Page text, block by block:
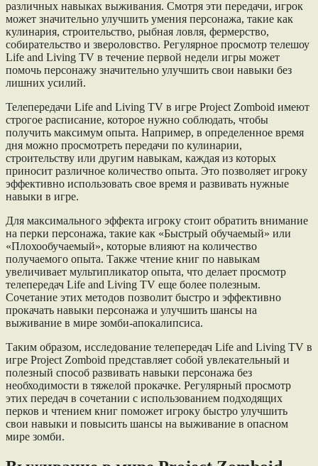
различных навыках выживания. Смотря эти передачи, игрок
может значительно улучшить умения персонажа, такие как
кулинария, строительство, рыбная ловля, фермерство,
собирательство и звероловство. Регулярное просмотр телешоу
Life and Living TV в течение первой недели игры может
помочь персонажу значительно улучшить свои навыки без
лишних усилий.
Телепередачи Life and Living TV в игре Project Zomboid имеют
строгое расписание, которое нужно соблюдать, чтобы
получить максимум опыта. Например, в определенное время
дня можно просмотреть передачи по кулинарии,
строительству или другим навыкам, каждая из которых
приносит различное количество опыта. Это позволяет игроку
эффективно использовать свое время и развивать нужные
навыки в игре.
Для максимального эффекта игроку стоит обратить внимание
на перки персонажа, такие как «Быстрый обучаемый» или
«Плохообучаемый», которые влияют на количество
получаемого опыта. Также чтение книг по навыкам
увеличивает мультипликатор опыта, что делает просмотр
телепередач Life and Living TV еще более полезным.
Сочетание этих методов позволит быстро и эффективно
прокачать навыки персонажа и улучшить шансы на
выживание в мире зомби-апокалипсиса.
Таким образом, исследование телепередач Life and Living TV в
игре Project Zomboid представляет собой увлекательный и
полезный способ развивать навыки персонажа без
необходимости в тяжелой прокачке. Регулярный просмотр
этих передач в сочетании с использованием подходящих
перков и чтением книг поможет игроку быстро улучшить
свои навыки и повысить шансы на выживание в опасном
мире зомби.